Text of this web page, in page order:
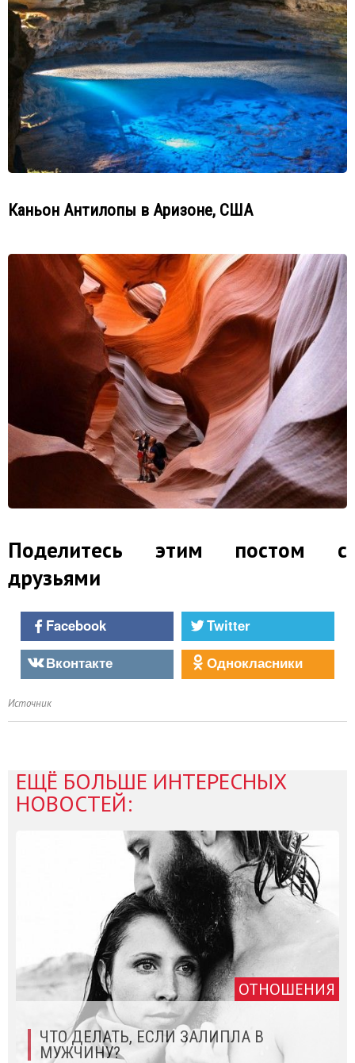
Каньон Антилопы в Аризоне, США
Поделитесь этим постом с
друзьями
Facebook
Twitter
Вконтакте
Однокласники
Источник
ЕЩЁ БОЛЬШЕ ИНТЕРЕСНЫХ
НОВОСТЕЙ:
ОТНОШЕНИЯ
ЧТО ДЕЛАТЬ, ЕСЛИ ЗАЛИПЛА В
МУЖЧИНУ?